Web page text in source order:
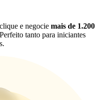
e negocie mais de 1.200
tanto para iniciantes